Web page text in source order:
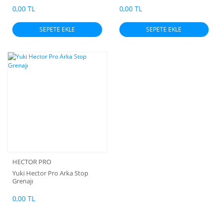
0,00 TL
SEPETE EKLE
0,00 TL
SEPETE EKLE
HECTOR PRO
Yuki Hector Pro Arka Stop
Grenajı
0,00 TL